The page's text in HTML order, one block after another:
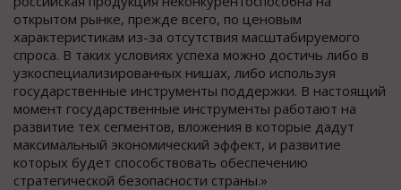
открытом рынке, прежде всего, по ценовым
характеристикам из-за отсутствия масштабируемого
спроса. В таких условиях успеха можно достичь либо в
узкоспециализированных нишах, либо используя
государственные инструменты поддержки. В настоящий
момент государственные инструменты работают на
развитие тех сегментов, вложения в которые дадут
максимальный экономический эффект, и развитие
которых будет способствовать обеспечению
стратегической безопасности страны.»